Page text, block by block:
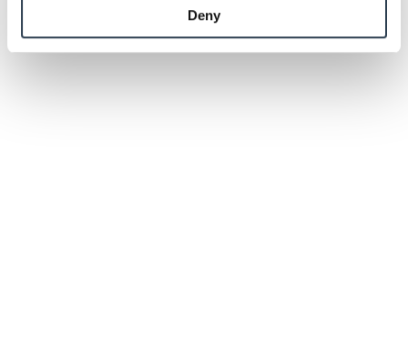
Weitere Informationen:Impressum Datenschutz
Deny